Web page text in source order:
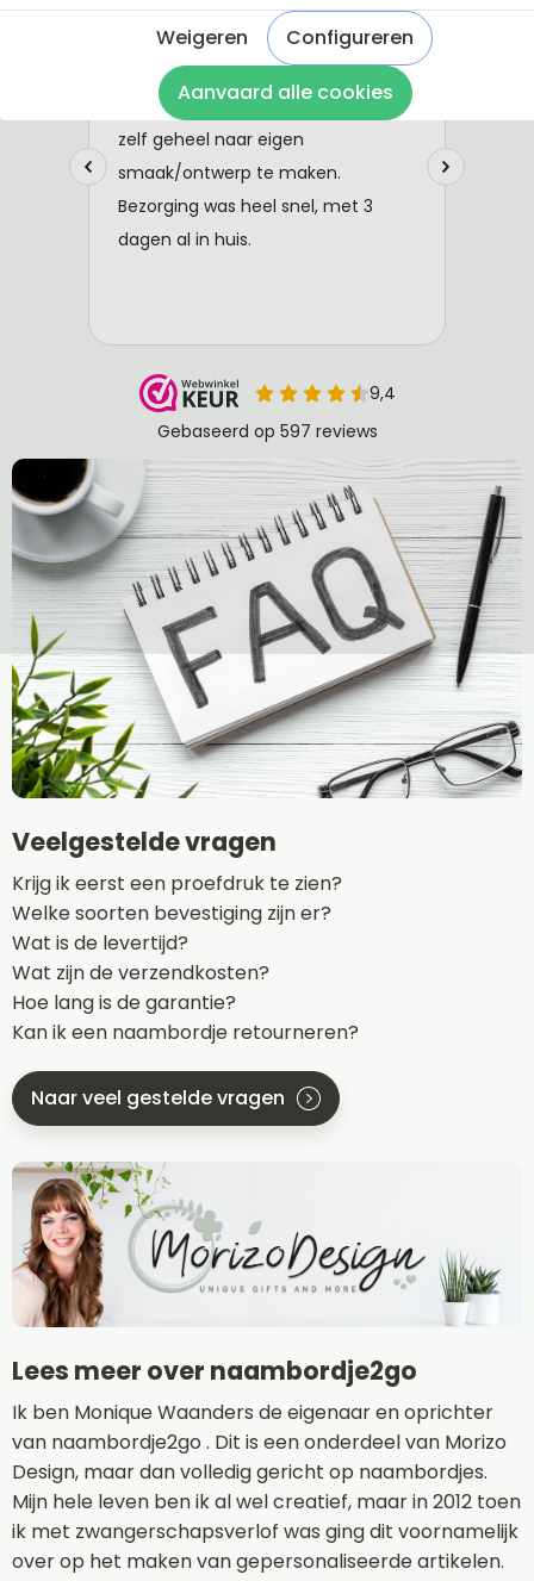
Veelgestelde vragen
Krijg ik eerst een proefdruk te zien?
Welke soorten bevestiging zijn er?
Wat is de levertijd?
Wat zijn de verzendkosten?
Hoe lang is de garantie?
Kan ik een naambordje retourneren?
Naar veel gestelde vragen
Lees meer over naambordje2go
Ik ben Monique Waanders de eigenaar en oprichter
van naambordje2go . Dit is een onderdeel van Morizo
Design, maar dan volledig gericht op naambordjes.
Mijn hele leven ben ik al wel creatief, maar in 2012 toen
ik met zwangerschapsverlof was ging dit voornamelijk
over op het maken van gepersonaliseerde artikelen.
Weigeren
Configureren
Aanvaard alle cookies